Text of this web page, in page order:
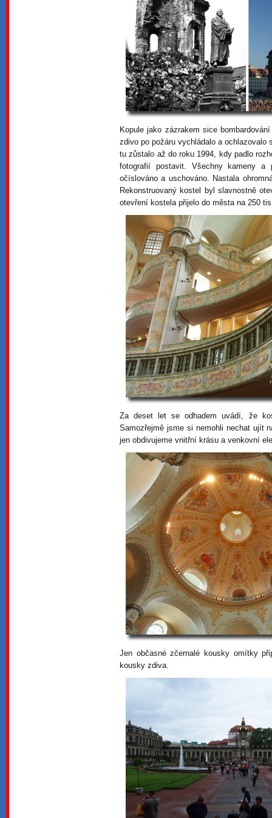
Kopule jako zázrakem sice
zdivo po požáru vychládalo a
tu zůstalo až do roku 1994, kdy padlo
fotografií postavit. Všechny kameny
očíslováno a uschováno. Nastala
Rekonstruovaný kostel byl slavnostně
otevření kostela přijelo do města na 250
Za deset let se odhadem uvádí, že
Samozřejmě jsme si nemohli nechat ujít
jen obdivujeme vnitřní krásu a venkovní
Jen občasné zčernalé kousky omítky
kousky zdiva.